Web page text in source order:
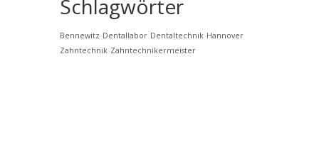
Schlagwörter
Bennewitz Dentallabor Dentaltechnik Hannover
Zahntechnik Zahntechnikermeister